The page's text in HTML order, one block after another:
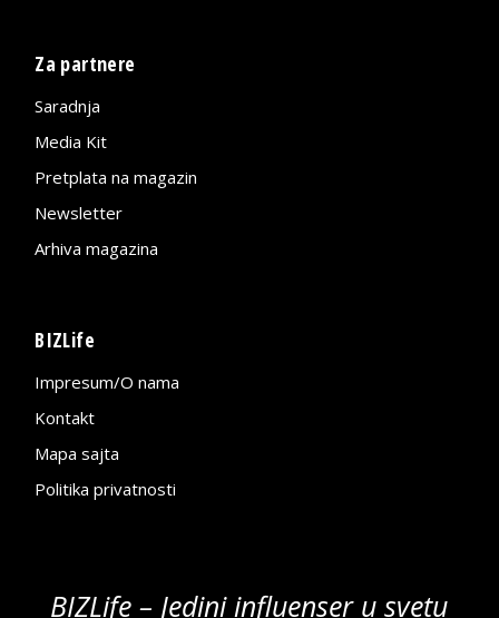
Za partnere
Saradnja
Media Kit
Pretplata na magazin
Newsletter
Arhiva magazina
BIZLife
Impresum/O nama
Kontakt
Mapa sajta
Politika privatnosti
BIZLife – Jedini influenser u svetu